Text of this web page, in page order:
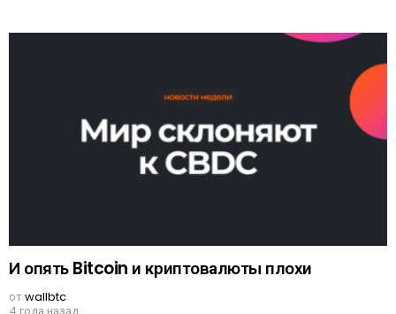
И опять Bitcoin и криптовалюты плохи
отwallbtc